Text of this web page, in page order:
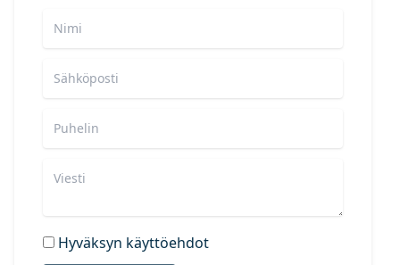
Hyväksyn käyttöehdot